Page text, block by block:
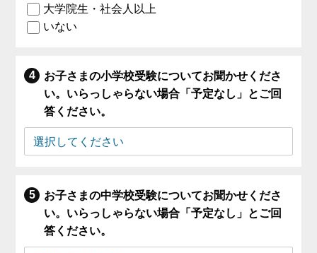
大学院生・社会人以上
いない
お子さまの小学校受験についてお聞かせくださ
い。いらっしゃらない場合「予定なし」とご回
答ください。
お子さまの中学校受験についてお聞かせくださ
い。いらっしゃらない場合「予定なし」とご回
答ください。